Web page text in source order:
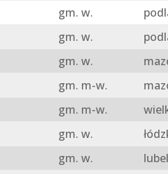
gm. w.
gm. w.
gm. w.
gm. m-w.
gm. m-w.
gm. w.
gm. w.